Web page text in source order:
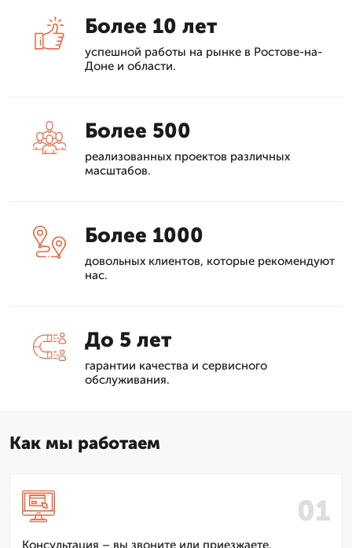
Более 10 лет
успешной работы на рынке в Ростове-на-
Доне и области.
Более 500
реализованных проектов различных
масштабов.
Более 1000
довольных клиентов, которые рекомендуют
нас.
До 5 лет
гарантии качества и сервисного
обслуживания.
Как мы работаем